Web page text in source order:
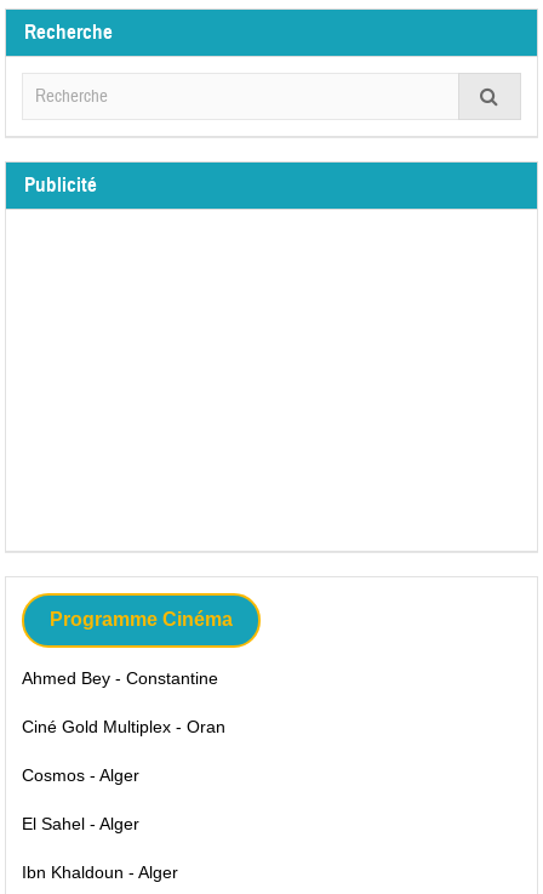
Recherche
Publicité
Programme Cinéma
Ahmed Bey - Constantine
Ciné Gold Multiplex - Oran
Cosmos - Alger
El Sahel - Alger
Ibn Khaldoun - Alger